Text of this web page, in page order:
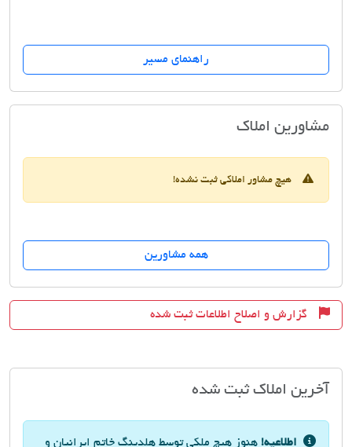
راهنمای مسیر
مشاورین املاکهلدینگ خاتم ایرانیان
هیچ مشاور املاکی ثبت نشده!
همه مشاورین
گزارش و اصلاح اطلاعات ثبت شده
آخرین املاک ثبت شده
اطلاعیه! هنوز هیچ ملکی توسط هلدینگ خاتم ایرانیان و